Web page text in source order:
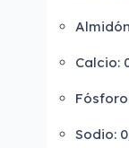
Calcio:
Sodio: